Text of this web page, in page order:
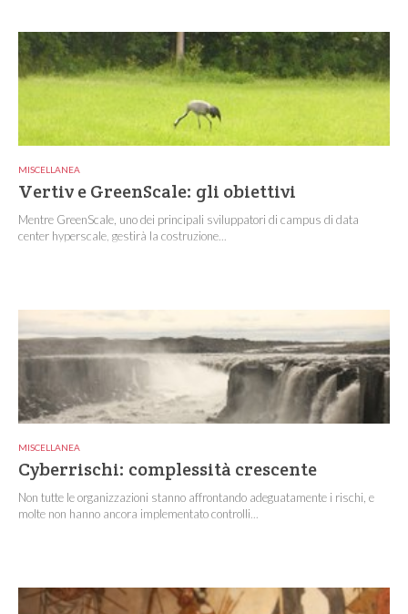
MISCELLANEA
Vertiv e GreenScale: gli obiettivi
Mentre GreenScale, uno dei principali sviluppatori di campus di data
center hyperscale, gestirà la costruzione...
MISCELLANEA
Cyberrischi: complessità crescente
Non tutte le organizzazioni stanno affrontando adeguatamente i rischi, e
molte non hanno ancora implementato controlli...